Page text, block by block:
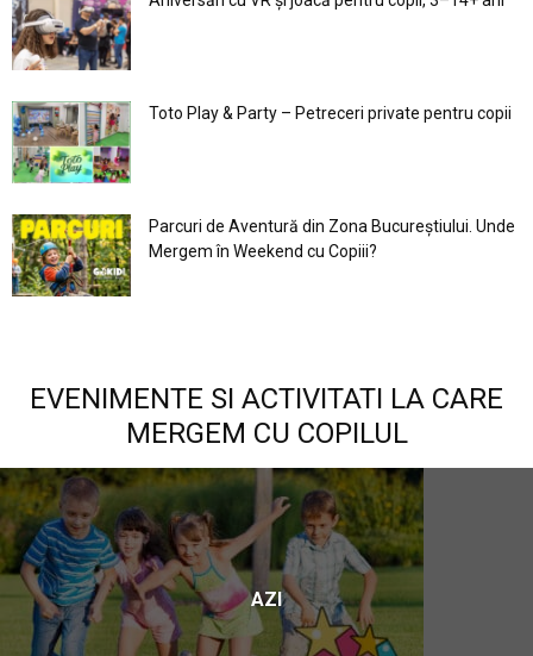
Toto Play & Party – Petreceri private pentru copii
Parcuri de Aventură din Zona Bucureştiului. Unde
Mergem în Weekend cu Copiii?
EVENIMENTE SI ACTIVITATI LA CARE
MERGEM CU COPILUL
AZI